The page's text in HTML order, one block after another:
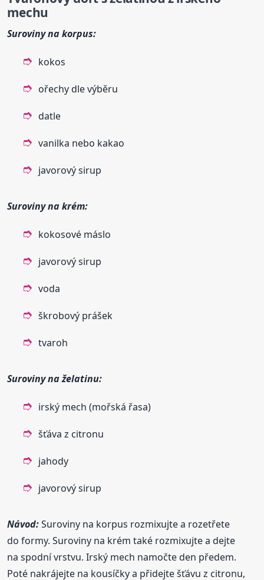
mechu
Suroviny na korpus:
kokos
ořechy dle výběru
datle
vanilka nebo kakao
javorový sirup
Suroviny na krém:
kokosové máslo
javorový sirup
voda
škrobový prášek
tvaroh
Suroviny na želatinu:
irský mech (mořská řasa)
šťáva z citronu
jahody
javorový sirup
Návod:Suroviny na korpus rozmixujte a rozetřete
do formy. Suroviny na krém také rozmixujte a dejte
na spodní vrstvu. Irský mech namočte den předem.
Poté nakrájejte na kousíčky a přidejte šťávu z citronu,